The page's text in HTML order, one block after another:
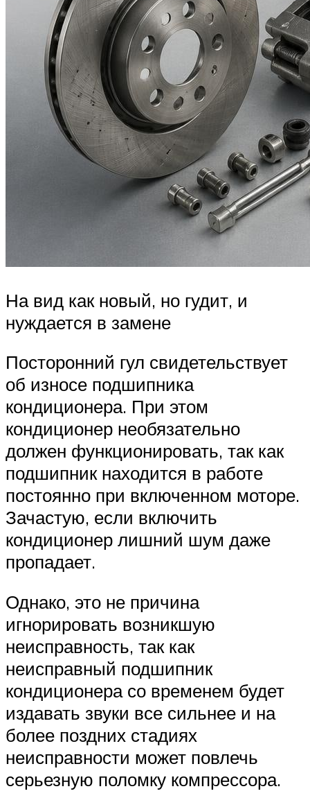
На вид как новый, но гудит, и
нуждается в замене
Посторонний гул свидетельствует
об износе подшипника
кондиционера. При этом
кондиционер необязательно
должен функционировать, так как
подшипник находится в работе
постоянно при включенном моторе.
Зачастую, если включить
кондиционер лишний шум даже
пропадает.
Однако, это не причина
игнорировать возникшую
неисправность, так как
неисправный подшипник
кондиционера со временем будет
издавать звуки все сильнее и на
более поздних стадиях
неисправности может повлечь
серьезную поломку компрессора.